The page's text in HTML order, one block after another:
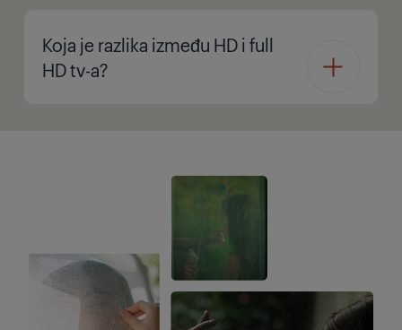
Koja je razlika između HD i full
HD tv-a?